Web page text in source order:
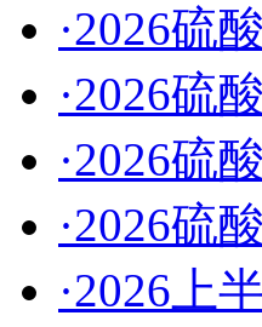
·2026硫
·2026硫
·2026硫
·2026硫
·2026上